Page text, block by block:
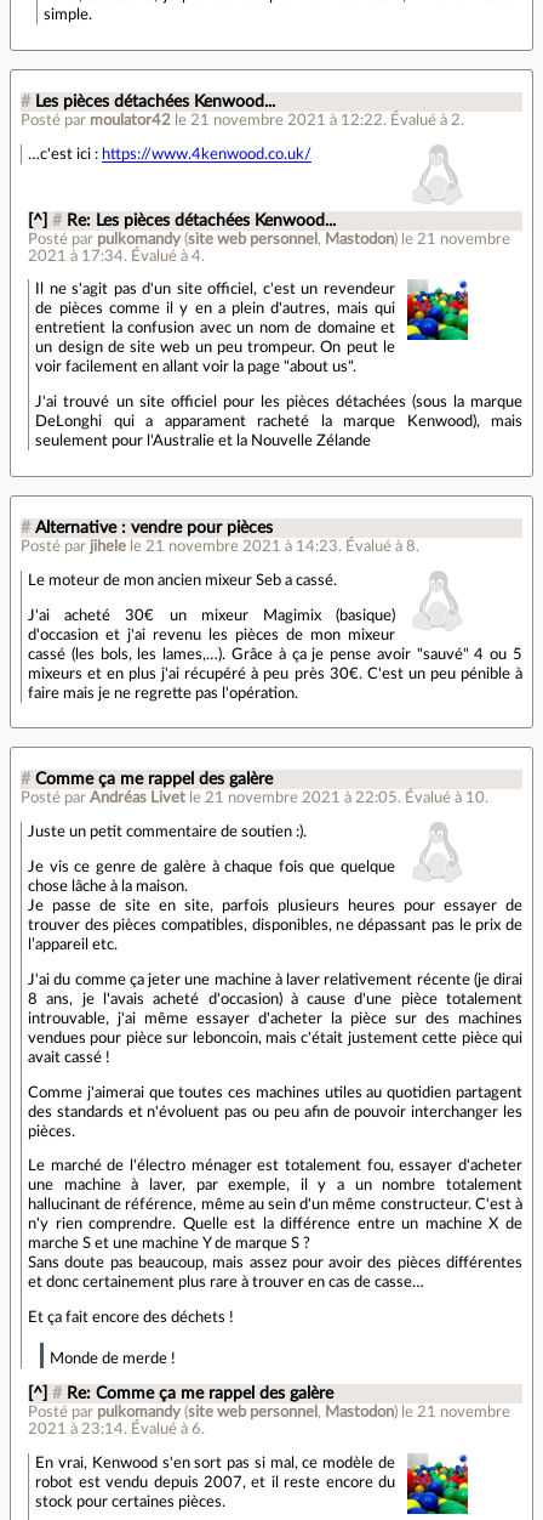
simple.
# Les pièces détachées Kenwood...
Posté par moulator42 le 21 novembre 2021 à 12:22. Évalué à 2.
…c'est ici : https://www.4kenwood.co.uk/
[^] # Re: Les pièces détachées Kenwood...
Posté par pulkomandy (site web personnel , Mastodon) le 21 novembre
2021 à 17:34. Évalué à4.
Il ne s'agit pas d'un site officiel, c'est un revendeur
de pièces comme il y en a plein d'autres, mais qui
entretient la confusion avec un nom de domaine et
un design de site web un peu trompeur. On peut le
voir facilement en allant voir la page "about us".
J'ai trouvé un site officiel pour les pièces détachées (sous la marque
DeLonghi qui a apparament racheté la marque Kenwood), mais
seulement pour l'Australie et la Nouvelle Zélande
# Alternative : vendre pour pièces
Posté par jihele le 21 novembre 2021 à 14:23. Évalué à 8.
Le moteur de mon ancien mixeur Seb a cassé.
J'ai acheté 30€ un mixeur Magimix (basique)
d'occasion et j'ai revenu les pièces de mon mixeur
cassé (les bols, les lames,…). Grâce à ça je pense avoir "sauvé" 4 ou 5
mixeurs et en plus j'ai récupéré à peu près 30€. C'est un peu pénible à
faire mais je ne regrette pas l'opération.
# Comme ça me rappel des galère
Posté par Andréas Livet le 21 novembre 2021 à 22:05. Évalué à 10.
Juste un petit commentaire de soutien :).
Je vis ce genre de galère à chaque fois que quelque
chose lâche à la maison.
Je passe de site en site, parfois plusieurs heures pour essayer de
trouver des pièces compatibles, disponibles, ne dépassant pas le prix de
l’appareil etc.
J'ai du comme ça jeter une machine à laver relativement récente (je dirai
8 ans, je l'avais acheté d'occasion) à cause d'une pièce totalement
introuvable, j'ai même essayer d'acheter la pièce sur des machines
vendues pour pièce sur leboncoin, mais c'était justement cette pièce qui
avait cassé !
Comme j'aimerai que toutes ces machines utiles au quotidien partagent
des standards et n'évoluent pas ou peu afin de pouvoir interchanger les
pièces.
Le marché de l'électro ménager est totalement fou, essayer d'acheter
une machine à laver, par exemple, il y a un nombre totalement
hallucinant de référence, même au sein d'un même constructeur. C'est à
n'y rien comprendre. Quelle est la différence entre un machine X de
marche S et une machine Y de marque S ?
Sans doute pas beaucoup, mais assez pour avoir des pièces différentes
et donc certainement plus rare à trouver en cas de casse…
Et ça fait encore des déchets !
Monde de merde !
[^] # Re: Comme ça me rappel des galère
Posté par pulkomandy (site web personnel , Mastodon) le 21 novembre
2021 à 23:14. Évalué à6.
En vrai, Kenwood s'en sort pas si mal, ce modèle de
robot est vendu depuis 2007, et il reste encore du
stock pour certaines pièces.